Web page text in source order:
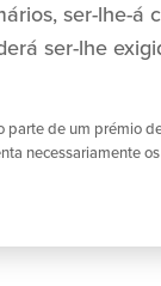
ser-lhe-á
ser-lhe
parte de um prémio
necessariamente